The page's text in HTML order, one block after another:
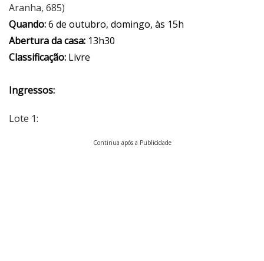
Aranha, 685)
Quando:6 de outubro, domingo, às 15h
Abertura da casa: 13h30
Classificação: Livre
Ingressos:
Lote 1:
Continua após a Publicidade